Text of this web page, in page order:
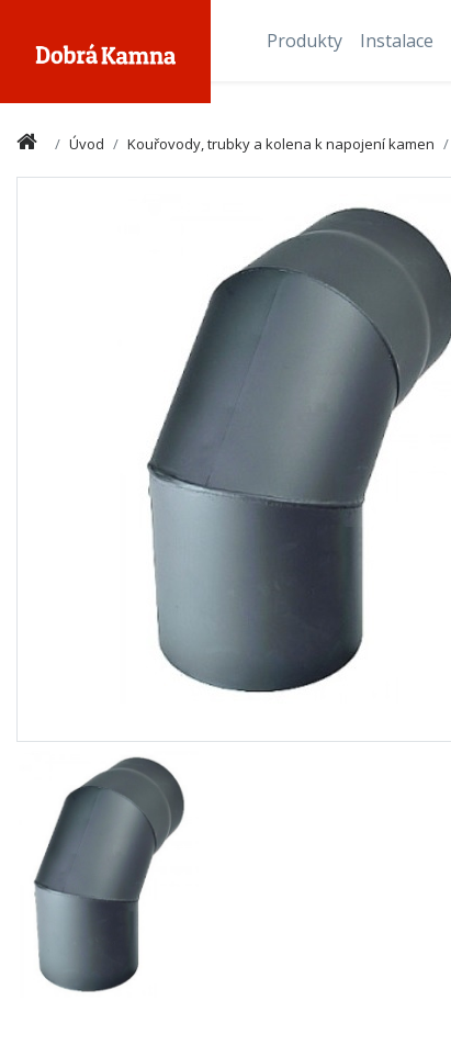
Produkty Instalace
Úvod Kouřovody, trubky a kolena k napojení kamen